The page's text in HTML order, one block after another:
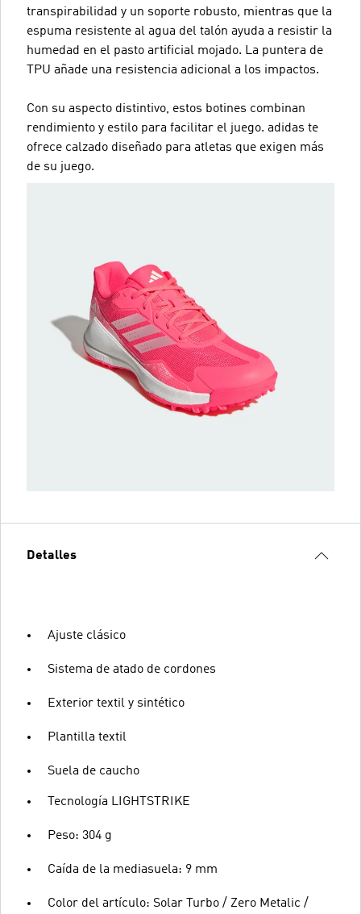
transpirabilidad y un soporte robusto, mientras que la
espuma resistente al agua del talón ayuda a resistir la
humedad en el pasto artificial mojado. La puntera de
TPU añade una resistencia adicional a los impactos.
Con su aspecto distintivo, estos botines combinan
rendimiento y estilo para facilitar el juego. adidas te
ofrece calzado diseñado para atletas que exigen más
de su juego.
Detalles
Ajuste clásico
Sistema de atado de cordones
Exterior textil y sintético
Plantilla textil
Suela de caucho
Tecnología LIGHTSTRIKE
Peso: 304 g
Caída de la mediasuela: 9 mm
Color del artículo: Solar Turbo / Zero Metalic /